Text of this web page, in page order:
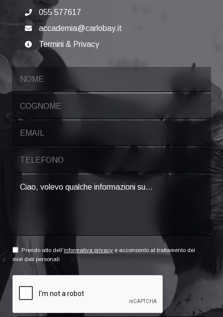
055 577617
accademia@carlobay.it
Termini & Privacy
Prendo atto dell’informativa privacye acconsento al trattamento dei
miei dati personali